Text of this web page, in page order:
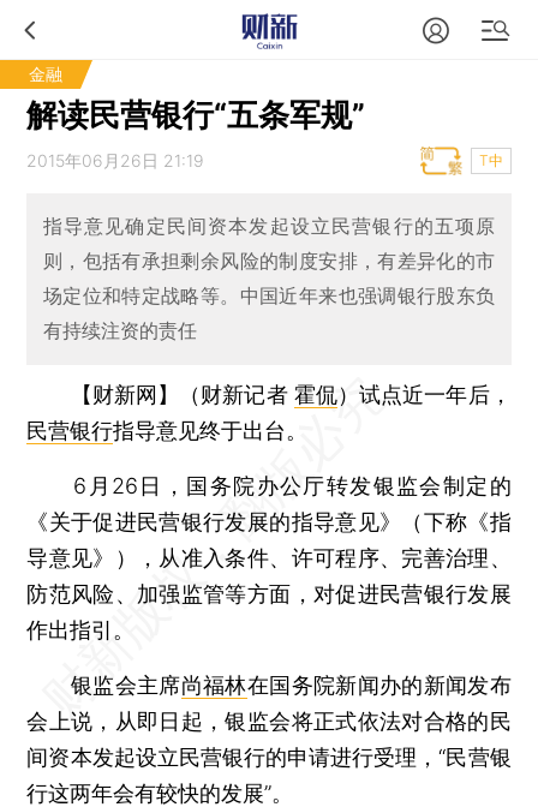
金融
解读民营银行“五条军规”
2015年06月26日 21:19 T中
指导意见确定民间资本发起设立民营银行的五项原
则，包括有承担剩余风险的制度安排，有差异化的市
场定位和特定战略等。中国近年来也强调银行股东负
有持续注资的责任
【财新网】（财新记者 霍侃）试点近一年后，
民营银行指导意见终于出台。
6月26日，国务院办公厅转发银监会制定的
《关于促进民营银行发展的指导意见》（下称《指
导意见》），从准入条件、许可程序、完善治理、
防范风险、加强监管等方面，对促进民营银行发展
作出指引。
银监会主席尚福林在国务院新闻办的新闻发布
会上说，从即日起，银监会将正式依法对合格的民
间资本发起设立民营银行的申请进行受理，“民营银
行这两年会有较快的发展”。